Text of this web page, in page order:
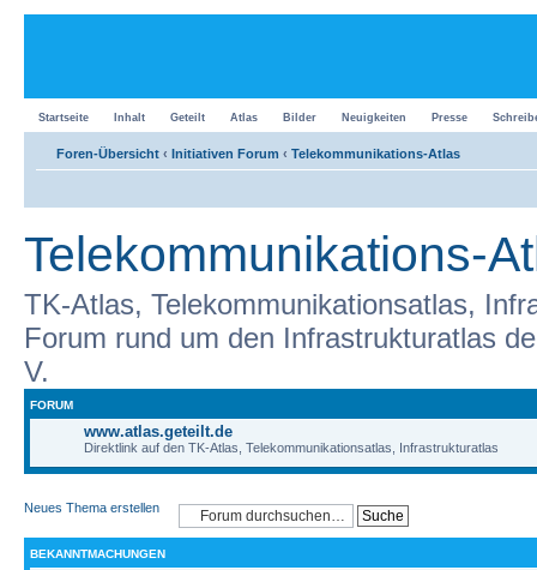
Startseite Inhalt Geteilt Atlas Bilder Neuigkeiten Presse
Foren-Übersicht ‹ Initiativen Forum ‹ Telekommunikations-Atlas
Telekommunikations-
TK-Atlas, Telekommunikationsatlas,
Forum rund um den Infrastrukturatlas
V.
FORUM
www.atlas.geteilt.de
Direktlink auf den TK-Atlas, Telekommunikationsatlas, Infrastrukturatlas
Neues Thema erstellen
BEKANNTMACHUNGEN